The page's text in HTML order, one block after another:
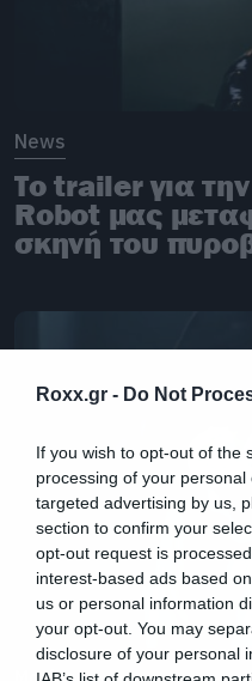
Roxx.gr - Do Not
If you wish to opt-out of the
processing of your
targeted advertising by us,
section to confirm your
opt-out request is
interest-based ads based
us or personal information
your opt-out. You may
disclosure of your personal
News
Το trailer για
Robot μας
σκηνή του